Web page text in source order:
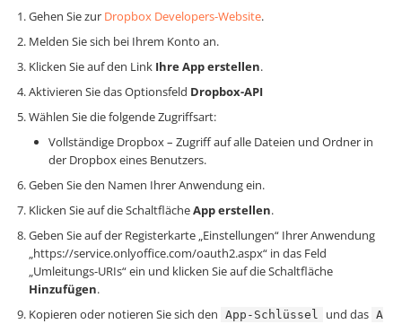
Gehen Sie zur Dropbox Developers-Website.
Melden Sie sich bei Ihrem Konto an.
Klicken Sie auf den Link Ihre App erstellen.
Aktivieren Sie das Optionsfeld Dropbox-API
Wählen Sie die folgende Zugriffsart:
Vollständige Dropbox – Zugriff auf alle Dateien und Ordner in
der Dropbox eines Benutzers.
Geben Sie den Namen Ihrer Anwendung ein.
Klicken Sie auf die SchaltflächeApp erstellen.
Geben Sie auf der Registerkarte „Einstellungen“ Ihrer Anwendung
„https://service.onlyoffice.com/oauth2.aspx“ in das Feld
„Umleitungs-URIs“ ein und klicken Sie auf die Schaltfläche
Hinzufügen.
Kopieren oder notieren Sie sich den App-Schlüssel und das A